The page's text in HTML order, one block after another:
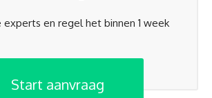
experts en regel het binnen 1 week
Start aanvraag